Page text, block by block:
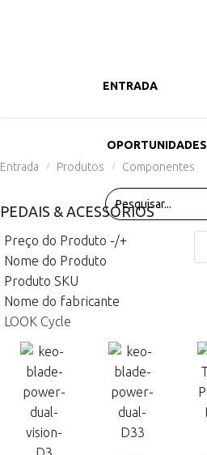
ENTRADA
OPORTUNIDADES
Entrada
/ Produtos / Componentes
PEDAIS & ACESSÓRIOS
Preço do Produto -/+
Nome do Produto
Produto SKU
Nome do fabricante
LOOK Cycle